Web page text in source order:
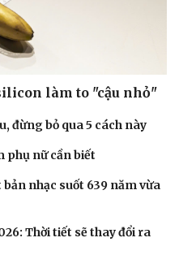
làm to "cậu nhỏ"
đừng bỏ qua 5 cách này
phụ nữ cần biết
nhạc suốt 639 năm vừa
Thời tiết sẽ thay đổi ra